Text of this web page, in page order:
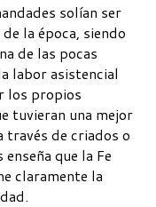
solían ser
la época, siendo
de las pocas
labor asistencial
los propios
tuvieran una mejor
través de criados o
que la Fe
claramente la